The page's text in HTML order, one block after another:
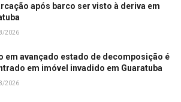
após barco ser visto à deriva em
2026
em avançado estado de decomposição é
em imóvel invadido em Guaratuba
2026